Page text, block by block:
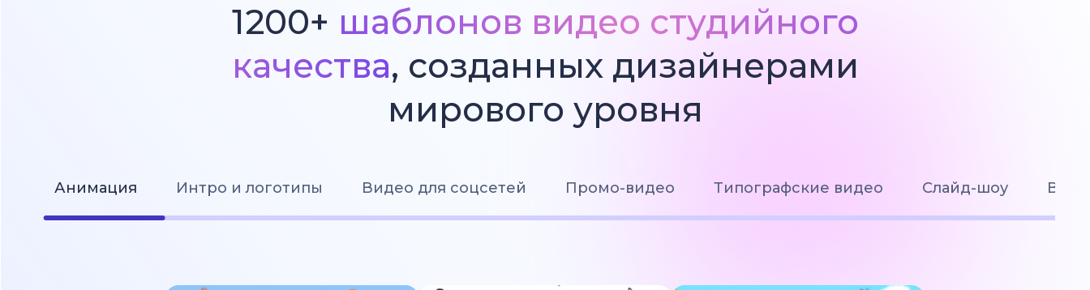
1200+ шаблонов видео студийного
качества, созданных дизайнерами
мирового уровня
Анимация Интро и логотипы Видео для соцсетей Промо-видео Типографские видео Слайд-шоу